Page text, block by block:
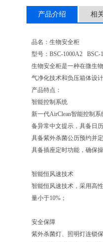
产品介绍 相
品名：生物安全柜
型号：BSC-1000A2 BSC-
生物安全柜是一种在微生
气净化技术和负压箱体设
产品特点：
智能控制系统
新一代AirClean智能控制
备异常中文提示，具备日
具备紫外杀菌公历预约并
具备插座定时功能，确保
智能恒风速技术
智能恒风速技术，采用高
量小于10%；
安全保障
紫外杀菌灯、照明灯连锁